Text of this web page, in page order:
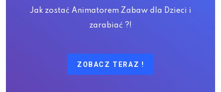
Jak zostać Animatorem Zabaw dla Dzieci i
zarabiać ?!
ZOBACZ TERAZ !